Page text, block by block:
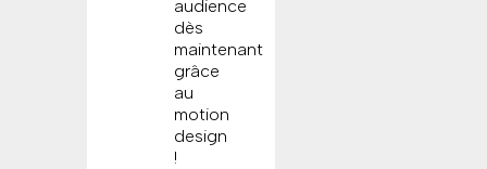
audience
dès
maintenant
grâce
au
motion
design
!